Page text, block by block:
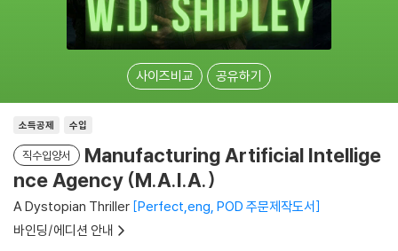
사이즈비교 공유하기
소득공제 수입
직수입양서
Manufacturing Artificial Intellige
nce Agency (M.A.I.A.)
A Dystopian Thriller Perfect,eng, POD 주문제작도서
바인딩/에디션 안내